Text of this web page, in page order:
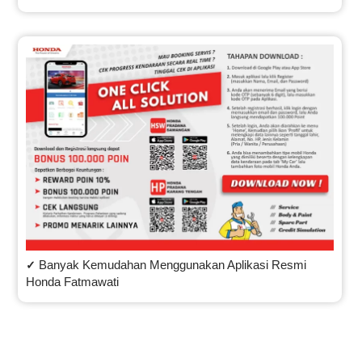
✓ Banyak Kemudahan Menggunakan Aplikasi Resmi
Honda Fatmawati